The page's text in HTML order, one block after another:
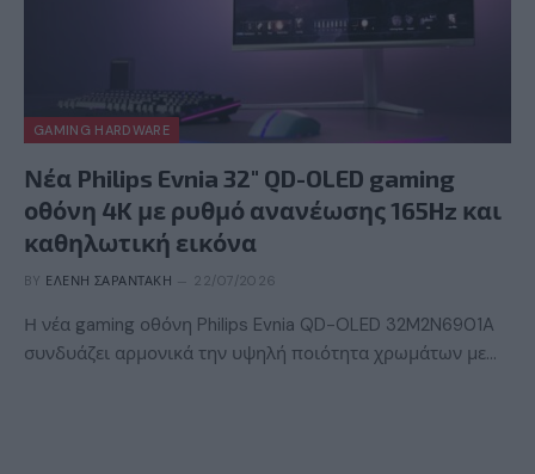
GAMING HARDWARE
Νέα Philips Evnia 32″ QD-OLED gaming
οθόνη 4K με ρυθμό ανανέωσης 165Hz και
καθηλωτική εικόνα
BY ΕΛΈΝΗ ΣΑΡΑΝΤΆΚΗ 22/07/2026
Η νέα gaming οθόνη Philips Evnia QD-OLED 32M2N6901A
συνδυάζει αρμονικά την υψηλή ποιότητα χρωμάτων με…